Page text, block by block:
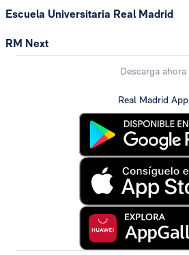
Escuela Universitaria Real Madrid
RM Next
Descarga ahora
Real Madrid App